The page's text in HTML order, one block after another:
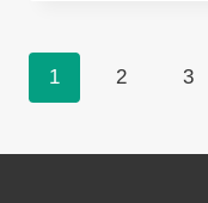
1 2 3